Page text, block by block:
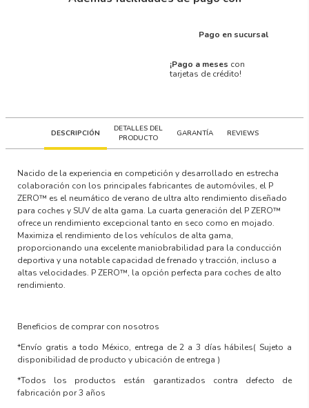
Pago en sucursal
¡Pago a meses con
tarjetas de crédito!
DESCRIPCIÓN
DETALLES DEL
PRODUCTO
GARANTÍA REVIEWS
Nacido de la experiencia en competición y desarrollado en estrecha
colaboración con los principales fabricantes de automóviles, el P
ZERO™ es el neumático de verano de ultra alto rendimiento diseñado
para coches y SUV de alta gama. La cuarta generación del P ZERO™
ofrece un rendimiento excepcional tanto en seco como en mojado.
Maximiza el rendimiento de los vehículos de alta gama,
proporcionando una excelente maniobrabilidad para la conducción
deportiva y una notable capacidad de frenado y tracción, incluso a
altas velocidades. P ZERO™, la opción perfecta para coches de alto
rendimiento.
Beneficios de comprar con nosotros
*Envío gratis a todo México, entrega de 2 a 3 días hábiles( Sujeto a
disponibilidad de producto y ubicación de entrega )
*Todos los productos están garantizados contra defecto de
fabricación por 3 años